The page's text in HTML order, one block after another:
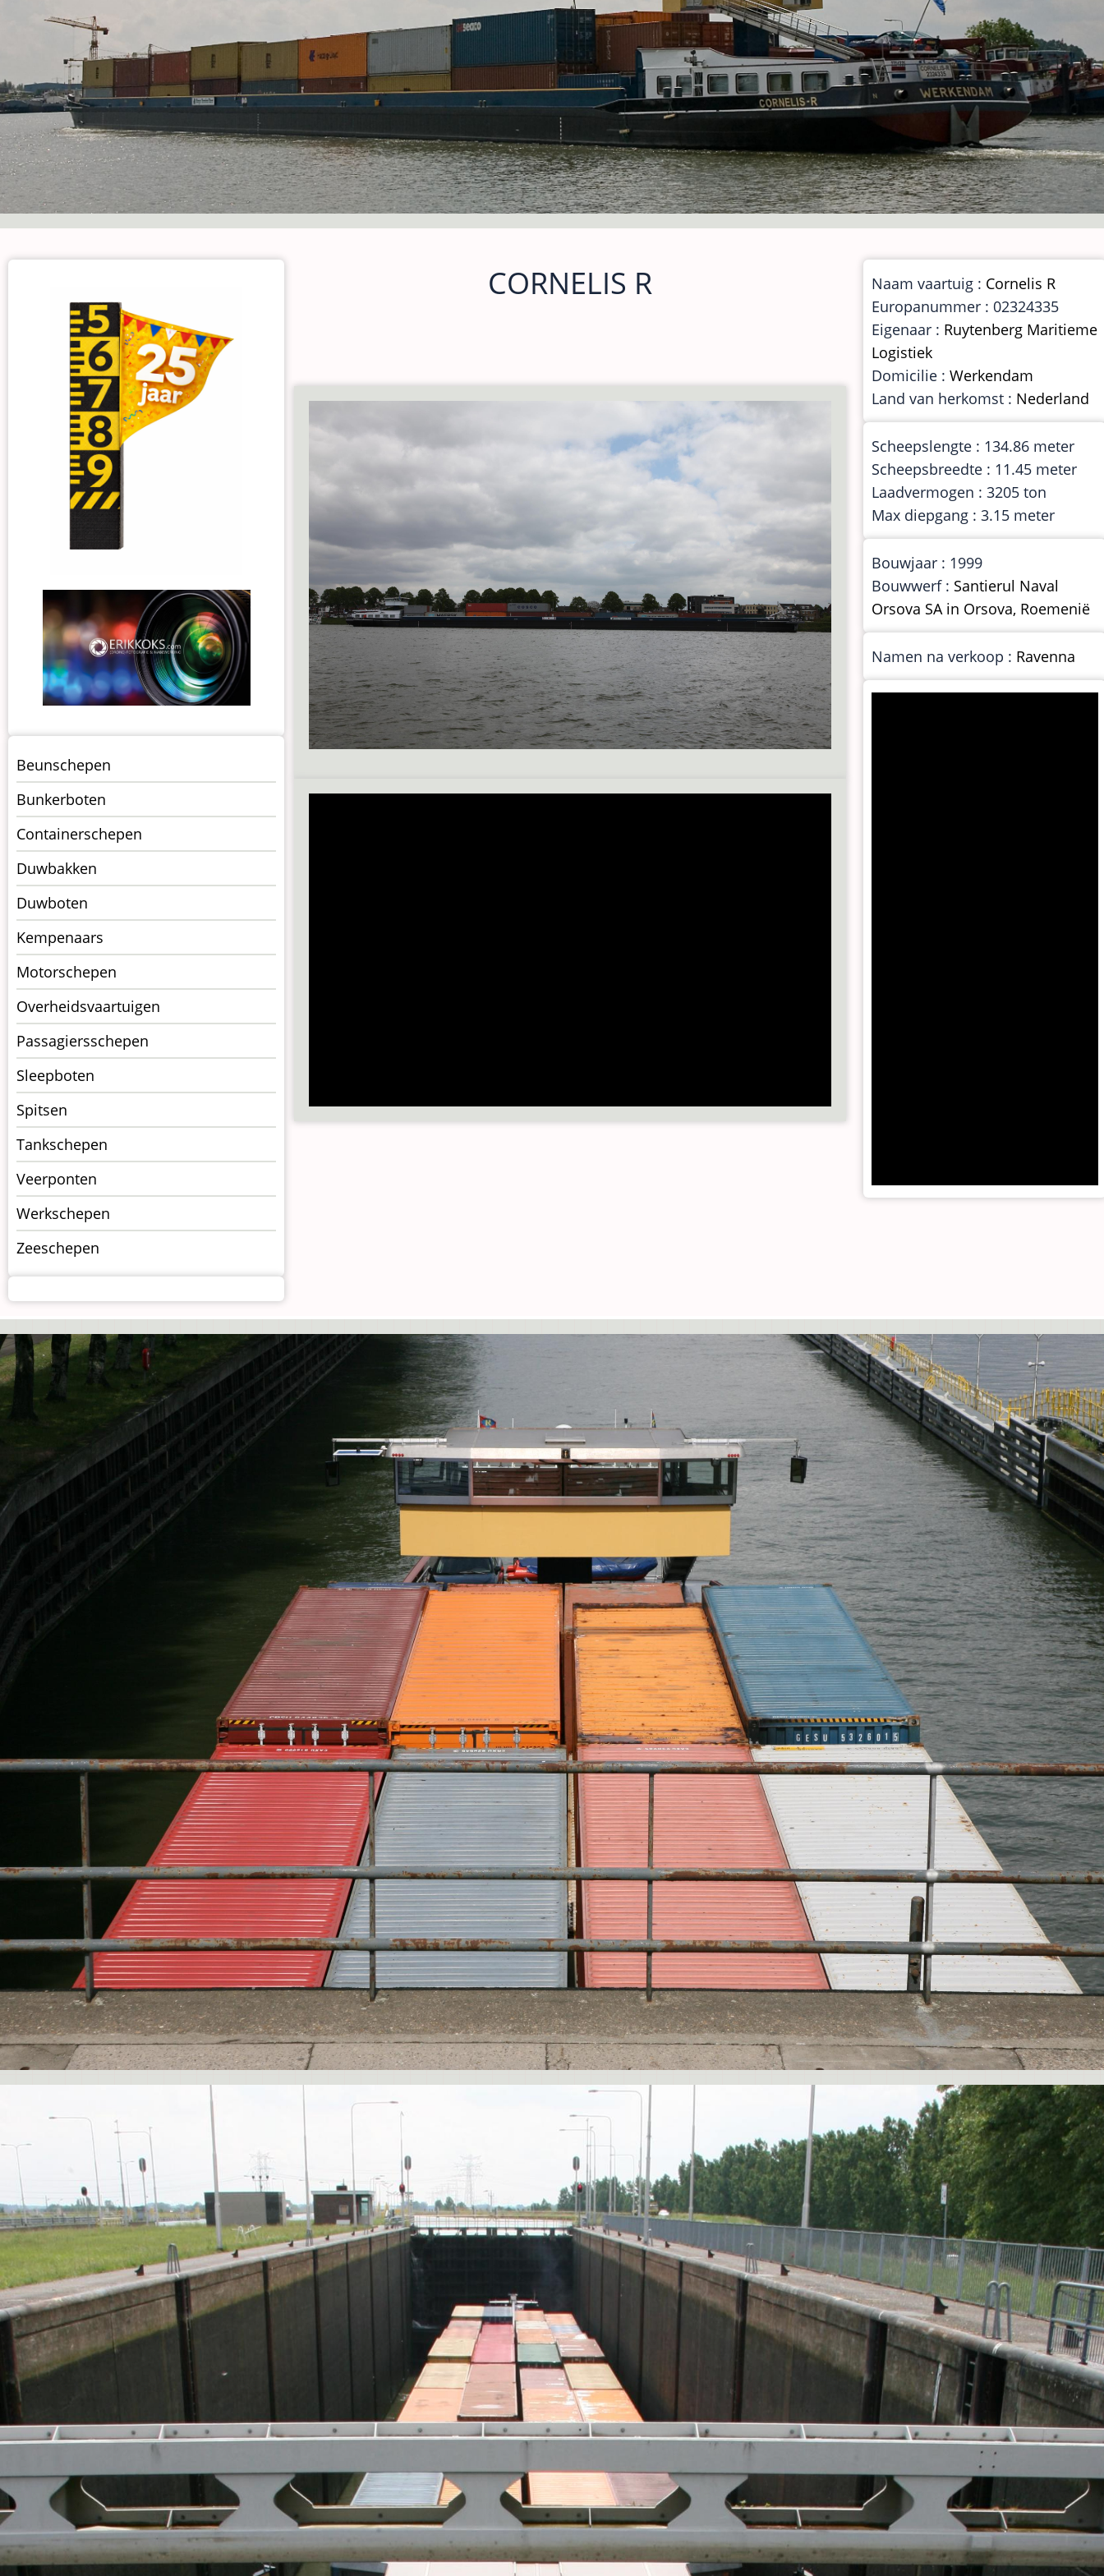
CORNELIS R
Menu
Schepen
Beunschepen
Bunkerboten
Containerschepen
Duwbakken
Duwboten
Kempenaars
Motorschepen
Overheidsvaartuigen
Passagiersschepen
Sleepboten
Spitsen
Tankschepen
Veerponten
Werkschepen
Zeeschepen
Naam vaartuig : Cornelis R
Europanummer : 02324335
Eigenaar : Ruytenberg Maritieme
Logistiek
Domicilie :Werkendam
Land van herkomst : Nederland
Scheepslengte : 134.86 meter
Scheepsbreedte : 11.45 meter
Laadvermogen : 3205 ton
Max diepgang : 3.15 meter
Bouwjaar : 1999
Bouwwerf : Santierul Naval
Orsova SA in Orsova, Roemenië
Namen na verkoop : Ravenna